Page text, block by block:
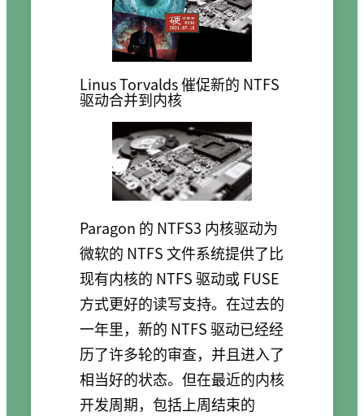
Linus Torvalds 催促新的 NTFS
驱动合并到内核
Paragon 的 NTFS3 内核驱动为
微软的 NTFS 文件系统提供了比
现有内核的 NTFS 驱动或 FUSE
方式更好的读写支持。在过去的
一年里，新的 NTFS 驱动已经经
历了许多轮的审查，并且进入了
相当好的状态。但在最近的内核
开发周期，包括上周结束的